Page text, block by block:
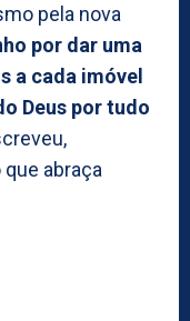
pela nova
por dar uma
a cada imóvel
Deus por tudo
abraça